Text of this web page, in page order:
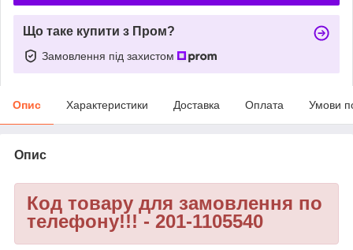
Що таке купити з Пром?
Замовлення під захистом
Опис Характеристики Доставка Оплата Умови
Опис
Код товару для замовлення по
телефону!!! - 201-1105540